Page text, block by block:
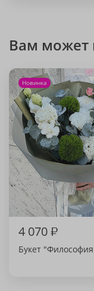
Вам может
Новинка
4 070₽
Букет